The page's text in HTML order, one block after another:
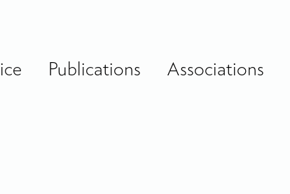
Publications Associations